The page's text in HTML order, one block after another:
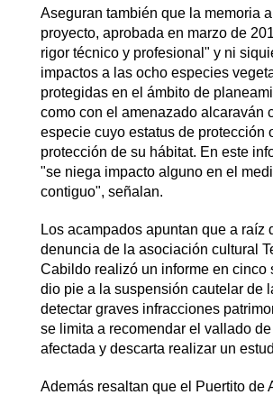
Aseguran también que la memoria
proyecto, aprobada en marzo de
rigor técnico y profesional" y ni
impactos a las ocho especies
protegidas en el ámbito de
como con el amenazado alcaraván
especie cuyo estatus de protección
protección de su hábitat. En este
"se niega impacto alguno en el
contiguo", señalan.
Los acampados apuntan que a raíz
denuncia de la asociación cultural
Cabildo realizó un informe en cinco
dio pie a la suspensión cautelar de
detectar graves infracciones
se limita a recomendar el vallado
afectada y descarta realizar un
Además resaltan que el Puertito de